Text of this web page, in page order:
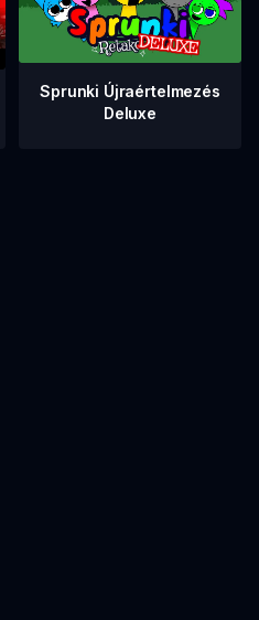
Sprunki Újraértelmezés
Deluxe